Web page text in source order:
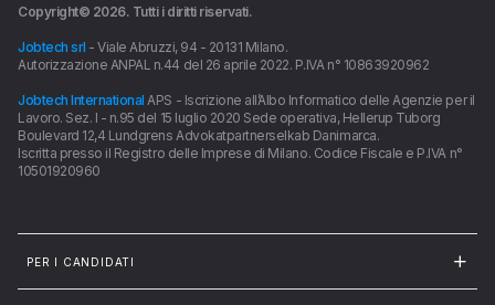
Copyright© 2026. Tutti i diritti riservati.
Jobtech srl - Viale Abruzzi, 94 - 20131 Milano.
Autorizzazione ANPAL n.44 del 26 aprile 2022. P.IVA n° 10863920962
Jobtech International APS - Iscrizione all’Albo Informatico delle Agenzie per il
Lavoro. Sez. I - n.95 del 15 luglio 2020 Sede operativa, Hellerup Tuborg
Boulevard 12,4 Lundgrens Advokatpartnerselkab Danimarca.
Iscritta presso il Registro delle Imprese di Milano. Codice Fiscale e P.IVA n°
10501920960
PER I CANDIDATI